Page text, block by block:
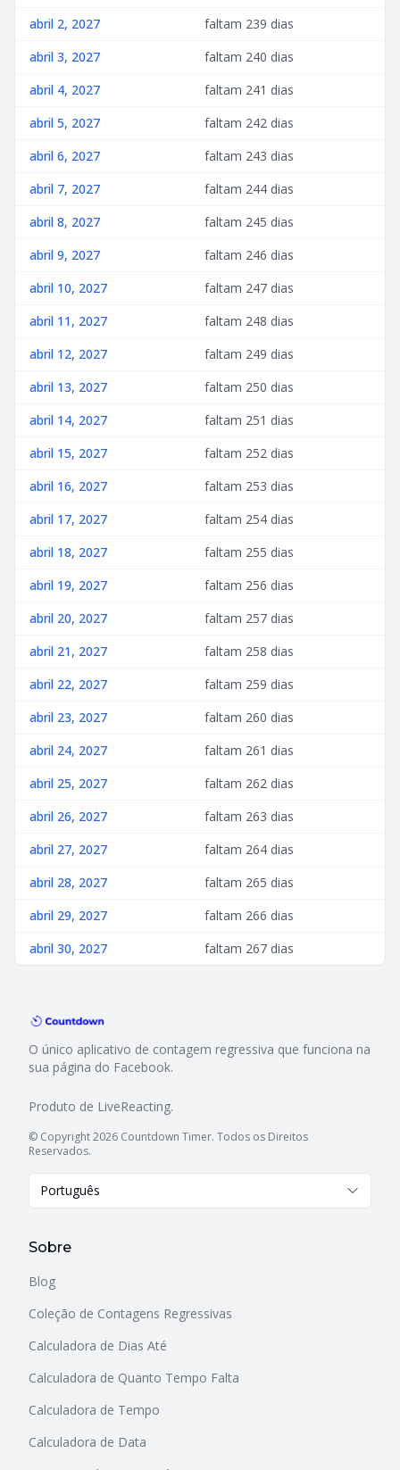
abril 2, 2027
faltam 239 dias
abril 3, 2027
faltam 240 dias
abril 4, 2027
faltam 241 dias
abril 5, 2027
faltam 242 dias
abril 6, 2027
faltam 243 dias
abril 7, 2027
faltam 244 dias
abril 8, 2027
faltam 245 dias
abril 9, 2027
faltam 246 dias
abril 10, 2027
faltam 247 dias
abril 11, 2027
faltam 248 dias
abril 12, 2027
faltam 249 dias
abril 13, 2027
faltam 250 dias
abril 14, 2027
faltam 251 dias
abril 15, 2027
faltam 252 dias
abril 16, 2027
faltam 253 dias
abril 17, 2027
faltam 254 dias
abril 18, 2027
faltam 255 dias
abril 19, 2027
faltam 256 dias
abril 20, 2027
faltam 257 dias
abril 21, 2027
faltam 258 dias
abril 22, 2027
faltam 259 dias
abril 23, 2027
faltam 260 dias
abril 24, 2027
faltam 261 dias
abril 25, 2027
faltam 262 dias
abril 26, 2027
faltam 263 dias
abril 27, 2027
faltam 264 dias
abril 28, 2027
faltam 265 dias
abril 29, 2027
faltam 266 dias
abril 30, 2027
faltam 267 dias
O único aplicativo de contagem regressiva que funciona na
sua página do Facebook.
Produto de LiveReacting.
© Copyright 2026 Countdown Timer. Todos os Direitos
Reservados.
Português
Sobre
Blog
Coleção de Contagens Regressivas
Calculadora de Dias Até
Calculadora de Quanto Tempo Falta
Calculadora de Tempo
Calculadora de Data